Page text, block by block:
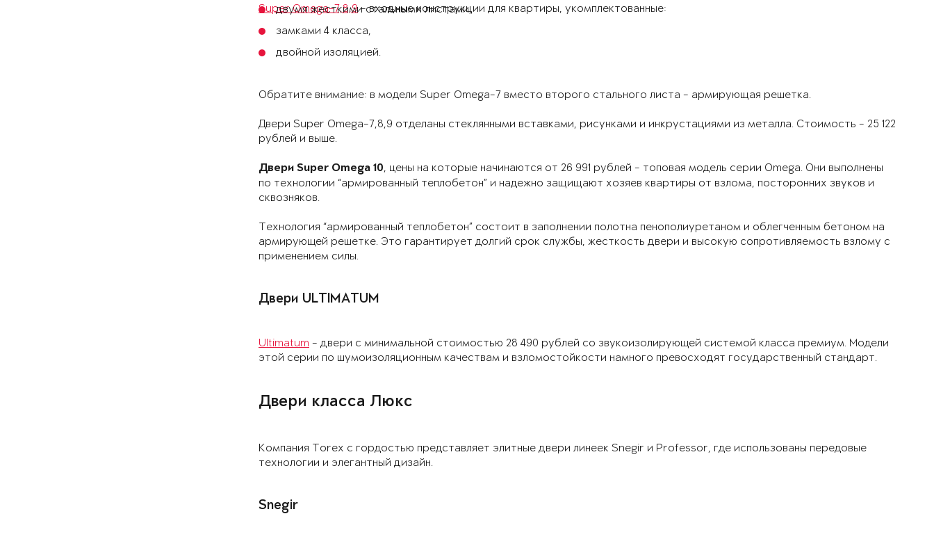
Super Omega-7,8,9- входные конструкции для квартиры, укомплектованные:
двумя жесткими стальными листами,
замками 4 класса,
двойной изоляцией.
Обратите внимание: в модели Super Omega-7 вместо второго стального листа - армирующая решетка.
Двери Super Omega-7,8,9 отделаны стеклянными вставками, рисунками и инкрустациями из металла. Стоимость - 25 122
рублей и выше.
Двери Super Omega 10, цены на которые начинаются от 26 991 рублей - топовая модель серии Omega. Они выполнены
по технологии “армированный теплобетон” и надежно защищают хозяев квартиры от взлома, посторонних звуков и
сквозняков.
Технология “армированный теплобетон” состоит в заполнении полотна пенополиуретаном и облегченным бетоном на
армирующей решетке. Это гарантирует долгий срок службы, жесткость двери и высокую сопротивляемость взлому с
применением силы.
Двери ULTIMATUM
Ultimatum - двери с минимальной стоимостью 28 490 рублей со звукоизолирующей системой класса премиум. Модели
этой серии по шумоизоляционным качествам и взломостойкости намного превосходят государственный стандарт.
Двери класса Люкс
Компания Torex с гордостью представляет элитные двери линеек Snegir и Professor, где использованы передовые
технологии и элегантный дизайн.
Snegir